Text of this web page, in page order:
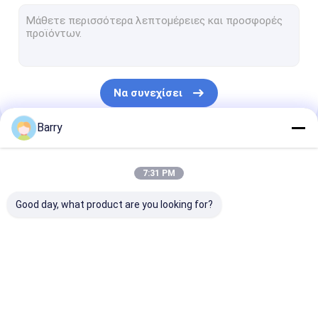
Καθαρίζοντας ψεκασμός αυτοκινήτων
Ηλεκτρικός καθαρότερος ψεκασμός
Οικιακός καθαριστής
Να συνεχίσει
Οι Κατηγορίες Μας
Barry
7:31 PM
Good day, what product are you looking for?